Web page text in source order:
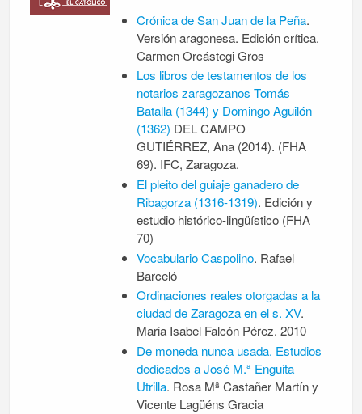
Crónica de San Juan de la Peña.
Versión aragonesa. Edición crítica.
Carmen Orcástegi Gros
Los libros de testamentos de los
notarios zaragozanos Tomás
Batalla (1344) y Domingo Aguilón
(1362) DEL CAMPO
GUTIÉRREZ, Ana (2014). (FHA
69). IFC, Zaragoza.
El pleito del guiaje ganadero de
Ribagorza (1316-1319). Edición y
estudio histórico-lingüístico (FHA
70)
Vocabulario Caspolino. Rafael
Barceló
Ordinaciones reales otorgadas a la
ciudad de Zaragoza en el s. XV.
Maria Isabel Falcón Pérez. 2010
De moneda nunca usada. Estudios
dedicados a José M.ª Enguita
Utrilla. Rosa Mª Castañer Martín y
Vicente Lagüéns Gracia